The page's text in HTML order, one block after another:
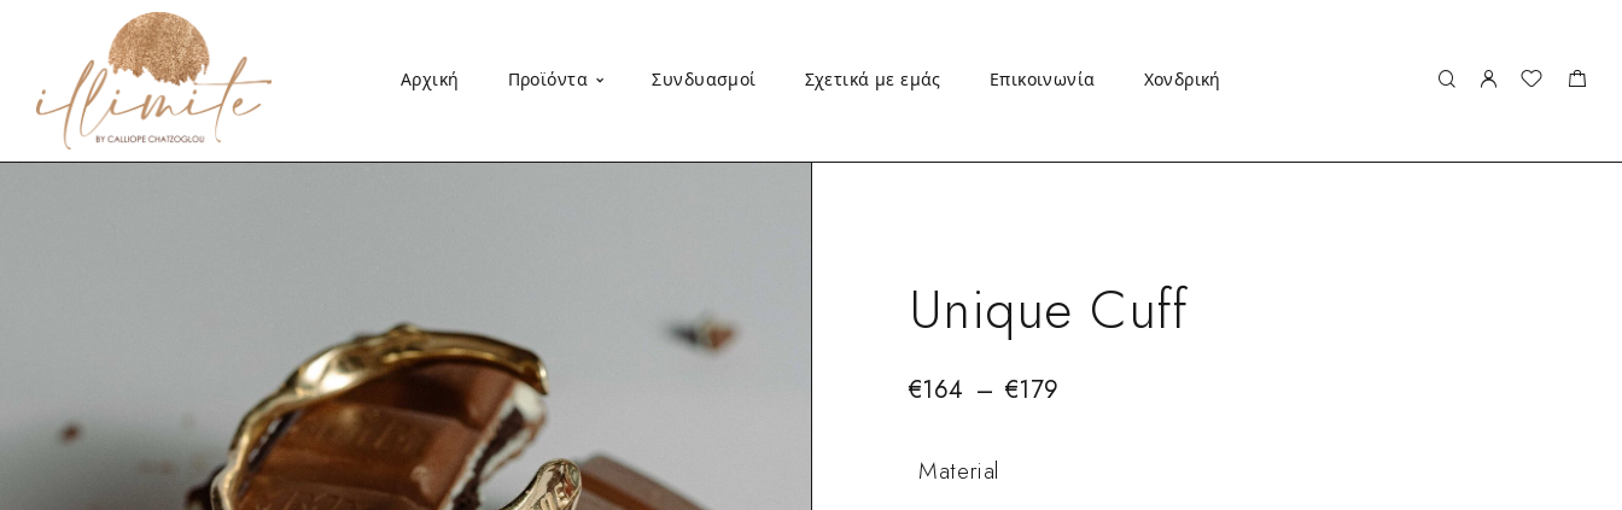
Αρχική Προϊόντα Συνδυασμοί Σχετικά με εμάς Επικοινωνία Χονδρική
Unique Cuff
€164 – €179
Material